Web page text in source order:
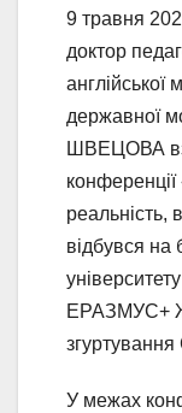
9 травня
доктор
англійської
державної
ШВЕЦОВА
реальність,
відбувся на
ЕРАЗМУС+
У межах